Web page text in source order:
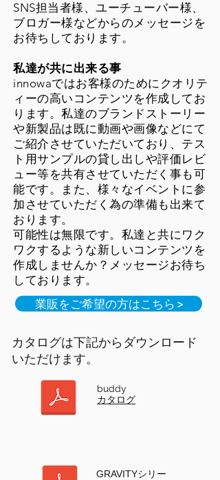
SNS担当者様、ユーチューバー様、
ブロガー様などからのメッセージを
お待ちしております。
私達が共に出来る事
innowaではお客様のためにクオリテ
ィーの高いコンテンツを作成してお
ります。私達のブランドストーリー
や新製品は既に動画や画像などにて
ご紹介させていただいており、テス
ト用サンプルの貸し出しや評価レビ
ュー等を共有させていただく事も可
能です。また、様々なイベントに参
加させていただく為の準備も出来て
おります。
可能性は無限です。私達と共にワク
ワクするような新しいコンテンツを
作成しませんか？メッセージお待ち
しております。
業販をご希望の方はこちら >
カタログは下記からダウンロード
いただけます。
buddy
カタログ
GRAVITYシリー